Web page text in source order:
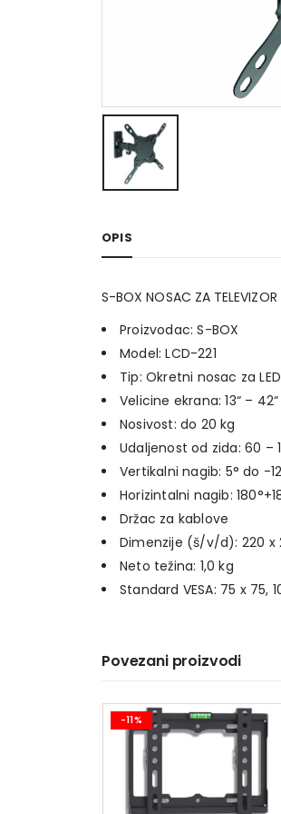
OPIS
S-BOX NOSAC ZA
Proizvodac: S-BOX
Model: LCD-221
Tip: Okretni nosac za
Velicine ekrana: 13“ – 42“
Nosivost: do 20 kg
Udaljenost od zida: 60 –
Vertikalni nagib: 5° do -
Horizintalni nagib:
Držac za kablove
Dimenzije (š/v/d): 220 x
Neto težina: 1,0 kg
Standard VESA: 75 x 75,
Povezani proizvodi
-11%